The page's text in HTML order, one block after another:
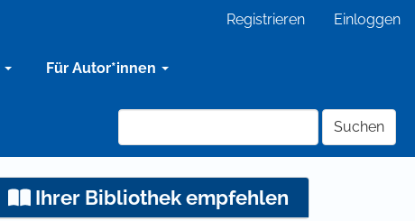
Registrieren Einloggen
Für Autor*innen
Suchen
Ihrer Bibliothek empfehlen